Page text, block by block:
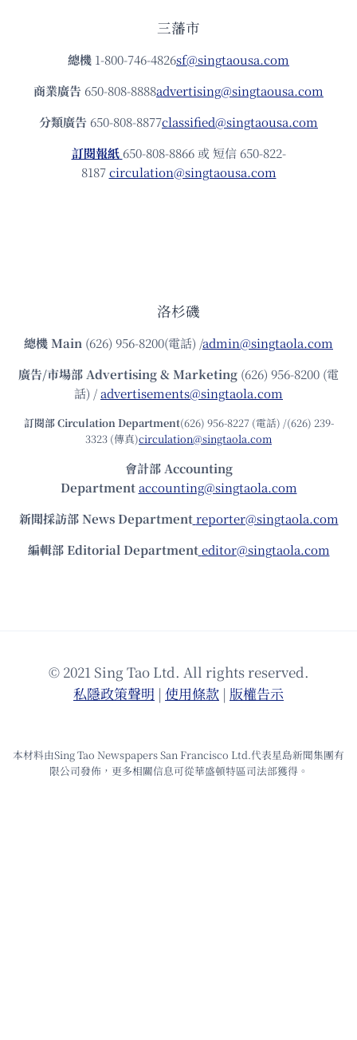
三藩市
總機 1-800-746-4826sf@singtaousa.com
商業廣告 650-808-8888advertising@singtaousa.com
分類廣告 650-808-8877classified@singtaousa.com
訂閱報紙 650-808-8866 或 短信 650-822-
8187circulation@singtaousa.com
洛杉磯
總機Main (626) 956-8200(電話) /admin@singtaola.com
廣告/市場部Advertising & Marketing (626) 956-8200 (電
話) /advertisements@singtaola.com
訂閱部 Circulation Department(626) 956-8227 (電話) /(626) 239-
3323 (傳真)circulation@singtaola.com
會計部 Accounting
Department accounting@singtaola.com
新聞採訪部 News Department reporter@singtaola.com
編輯部 Editorial Department editor@singtaola.com
© 2021 Sing Tao Ltd. All rights reserved.
私隱政策聲明 | 使⽤條款 | 版權告⽰
本材料由Sing Tao Newspapers San Francisco Ltd.代表星島新聞集團有
限公司發佈，更多相關信息可從華盛頓特區司法部獲得。